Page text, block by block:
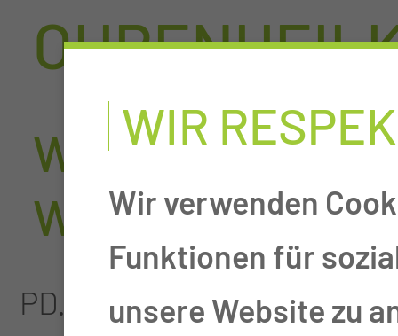
WIE IST DER
PD. Dr. med. Herzog
WIR
Wir verwenden
Funktionen für
unsere Website zu